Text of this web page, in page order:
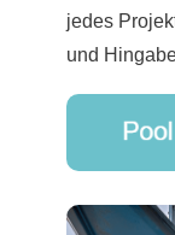
jedes
und